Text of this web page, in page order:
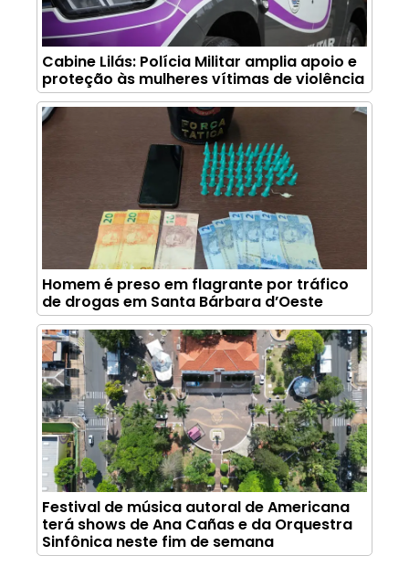
Cabine Lilás: Polícia Militar amplia apoio e
proteção às mulheres vítimas de violência
Homem é preso em flagrante por tráfico
de drogas em Santa Bárbara d’Oeste
Festival de música autoral de Americana
terá shows de Ana Cañas e da Orquestra
Sinfônica neste fim de semana